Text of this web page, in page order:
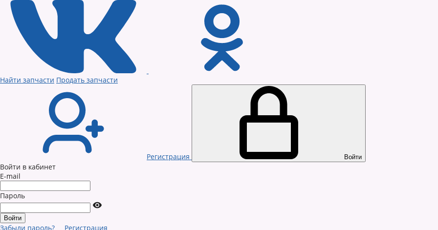
Найти запчасти Продать запчасти
Регистрация Войти
Войти в кабинет
E-mail
Пароль
Забыли пароль? Регистрация